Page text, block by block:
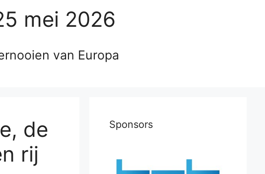
mei 2026
van Europa
de
rij
Sponsors